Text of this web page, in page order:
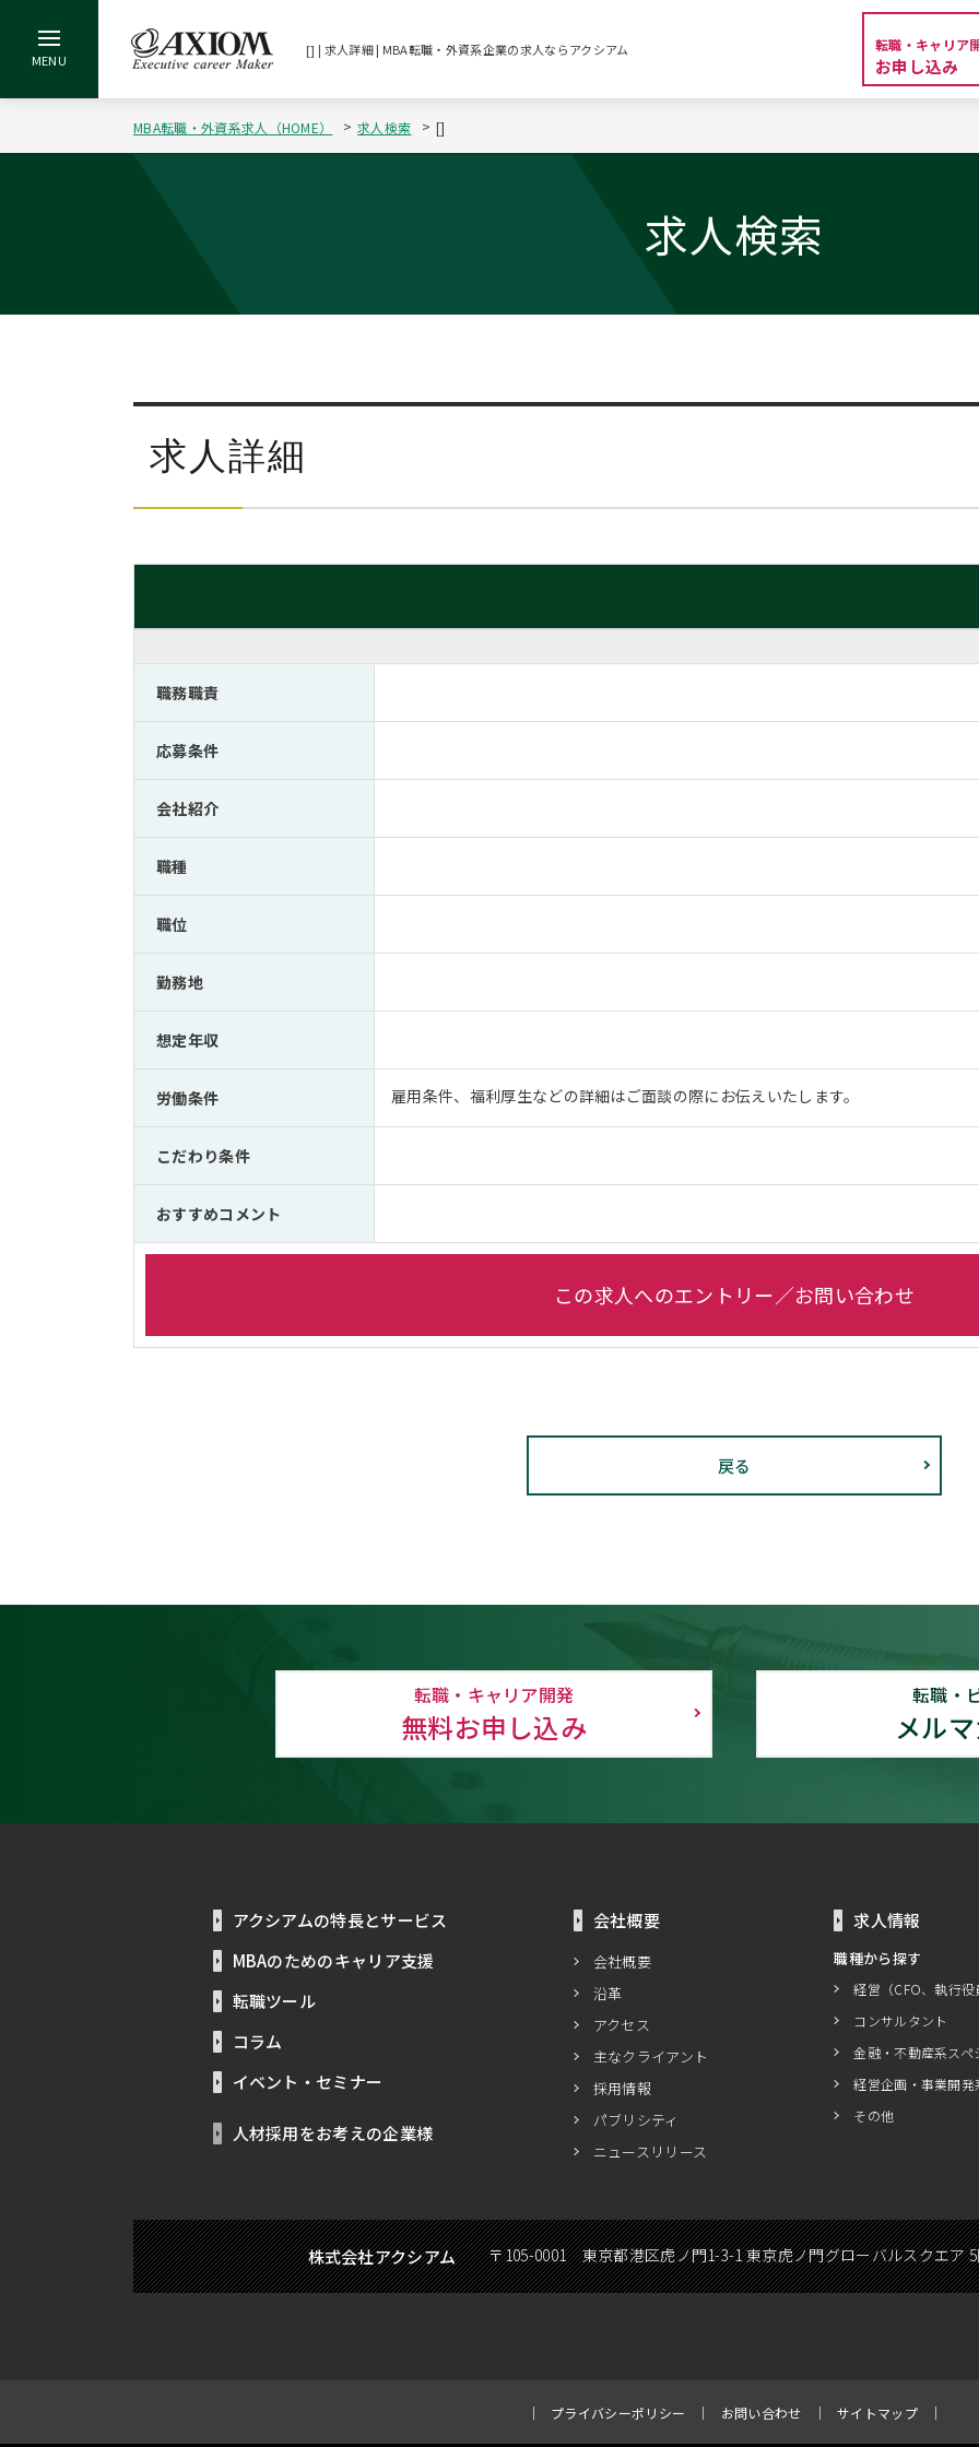
[] | 求人詳細 | MBA転職・外資系企業の求人ならアクシアム 転職・キャリア
お申し込み
MBA転職・外資系求人（HOME） 求人検索 []
求人検索
求人詳細
職務職責
応募条件
会社紹介
職種
職位
勤務地
想定年収
労働条件 雇用条件、福利厚生などの詳細はご面談の際にお伝えいたします。
こだわり条件
おすすめコメント
この求人へのエントリー／お問い合わせ
戻る
転職・キャリア開発
無料お申し込み
転職・
メル
アクシアムの特長とサービス
MBAのためのキャリア支援
転職ツール
コラム
イベント・セミナー
人材採用をお考えの企業様
会社概要
会社概要
沿革
アクセス
主なクライアント
採用情報
パブリシティ
ニュースリリース
求人情報
職種から探す
経営（CFO、執行役
コンサルタント
金融・不動産系スペ
経営企画・事業開発
その他
株式会社アクシアム 〒105-0001 東京都港区虎ノ門1-3-1 東京虎ノ門グローバルスクエア
プライバシーポリシー お問い合わせ サイトマップ